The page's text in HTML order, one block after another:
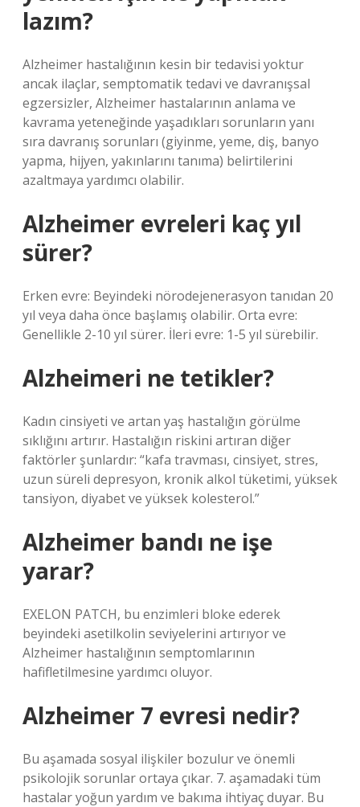
lazım?
Alzheimer hastalığının kesin bir tedavisi yoktur
ancak ilaçlar, semptomatik tedavi ve davranışsal
egzersizler, Alzheimer hastalarının anlama ve
kavrama yeteneğinde yaşadıkları sorunların yanı
sıra davranış sorunları (giyinme, yeme, diş, banyo
yapma, hijyen, yakınlarını tanıma) belirtilerini
azaltmaya yardımcı olabilir.
Alzheimer evreleri kaç yıl
sürer?
Erken evre: Beyindeki nörodejenerasyon tanıdan 20
yıl veya daha önce başlamış olabilir. Orta evre:
Genellikle 2-10 yıl sürer. İleri evre: 1-5 yıl sürebilir.
Alzheimeri ne tetikler?
Kadın cinsiyeti ve artan yaş hastalığın görülme
sıklığını artırır. Hastalığın riskini artıran diğer
faktörler şunlardır: “kafa travması, cinsiyet, stres,
uzun süreli depresyon, kronik alkol tüketimi, yüksek
tansiyon, diyabet ve yüksek kolesterol.”
Alzheimer bandı ne işe
yarar?
EXELON PATCH, bu enzimleri bloke ederek
beyindeki asetilkolin seviyelerini artırıyor ve
Alzheimer hastalığının semptomlarının
hafifletilmesine yardımcı oluyor.
Alzheimer 7 evresi nedir?
Bu aşamada sosyal ilişkiler bozulur ve önemli
psikolojik sorunlar ortaya çıkar. 7. aşamadaki tüm
hastalar yoğun yardım ve bakıma ihtiyaç duyar. Bu